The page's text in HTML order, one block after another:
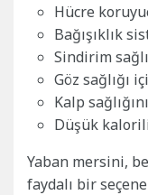
Hücre
Bağışıklık
Sindirim
Göz sağlığı
Kalp
Düşük
Yaban mersini,
faydalı bir